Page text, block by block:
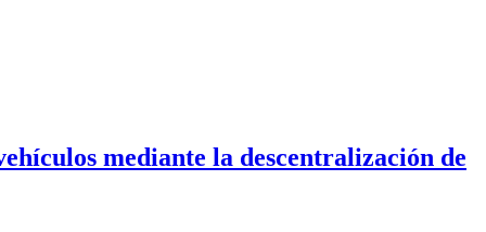
mediante la descentralización de